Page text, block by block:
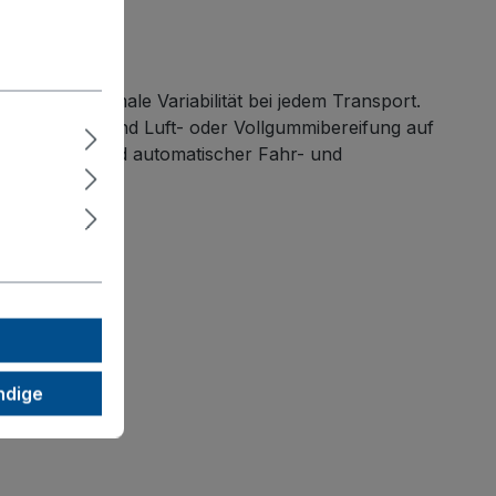
bietet maximale Variabilität bei jedem Transport.
während Luft- oder Vollgummibereifung auf
und automatischer Fahr- und